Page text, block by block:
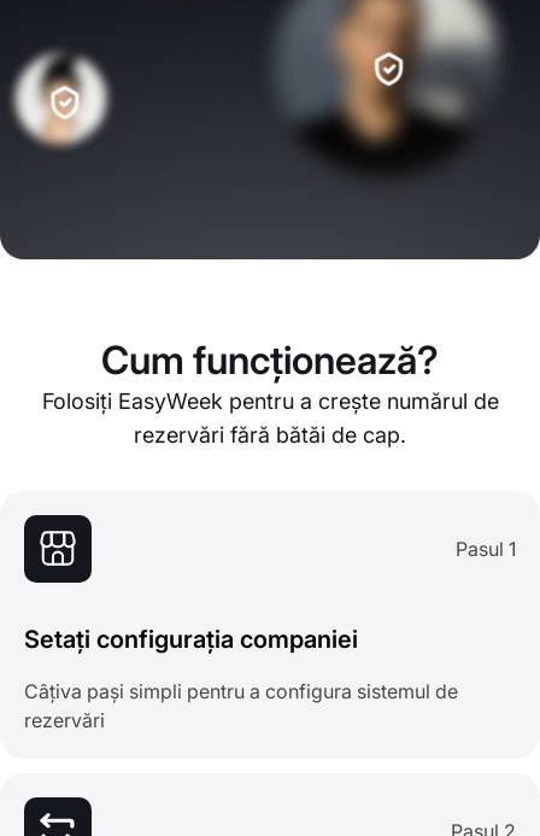
Cum funcționează?
Folosiți EasyWeek pentru a crește numărul de
rezervări fără bătăi de cap.
Pasul 1
Setați configurația companiei
Câțiva pași simpli pentru a configura sistemul de
rezervări